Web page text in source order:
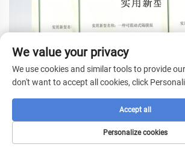
We value your privacy
We use cookies and similar tools to provide
don't want to accept all cookies, click
Personalize cookies
Accept all